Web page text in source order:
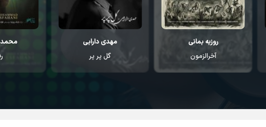
مهدی دارابی
گل پر پر
محمد اصفهانی
رفتن